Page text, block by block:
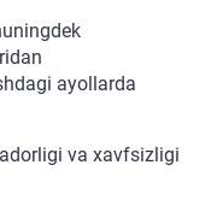
ayollarda
va xavfsizligi